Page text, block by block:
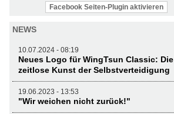
Facebook Seiten-Plugin aktivieren
NEWS
10.07.2024 - 08:19
Neues Logo für WingTsun Classic: Die
zeitlose Kunst der Selbstverteidigung
19.06.2023 - 13:53
"Wir weichen nicht zurück!"